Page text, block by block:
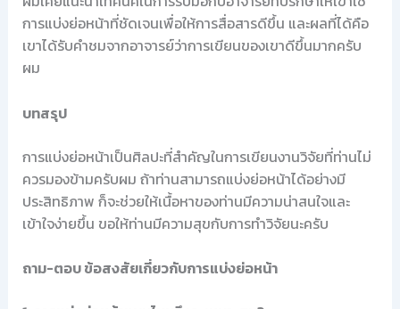
การแบ่งย่อหน้าที่ชัดเจนเพื่อให้การสื่อสารดีขึ้น และผลที่ได้คือ
เขาได้รับคำชมจากอาจารย์ว่าการเขียนของเขาดีขึ้นมากครับ
ผม
บทสรุป
การแบ่งย่อหน้าเป็นศิลปะที่สำคัญในการเขียนงานวิจัยที่ท่านไม่
ควรมองข้ามครับผม ถ้าท่านสามารถแบ่งย่อหน้าได้อย่างมี
ประสิทธิภาพ ก็จะช่วยให้เนื้อหาของท่านมีความน่าสนใจและ
เข้าใจง่ายขึ้น ขอให้ท่านมีความสุขกับการทำวิจัยนะครับ
ถาม-ตอบ ข้อสงสัยเกี่ยวกับการแบ่งย่อหน้า